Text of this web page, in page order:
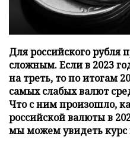
Для российского рубля
сложным. Если в 2023
на треть, то по итогам
самых слабых валют
Что с ним произошло,
российской валюты в
мы можем увидеть курс